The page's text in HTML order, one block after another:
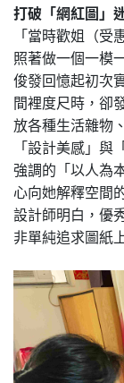
打破「網紅圖」
「當時歡姐（
照著做一個一模
俊發回憶起初次
間裡度尺時，卻
放各種生活雜物
「設計美感」
強調的「以人為
心向她解釋空間
設計師明白，優
非單純追求圖紙